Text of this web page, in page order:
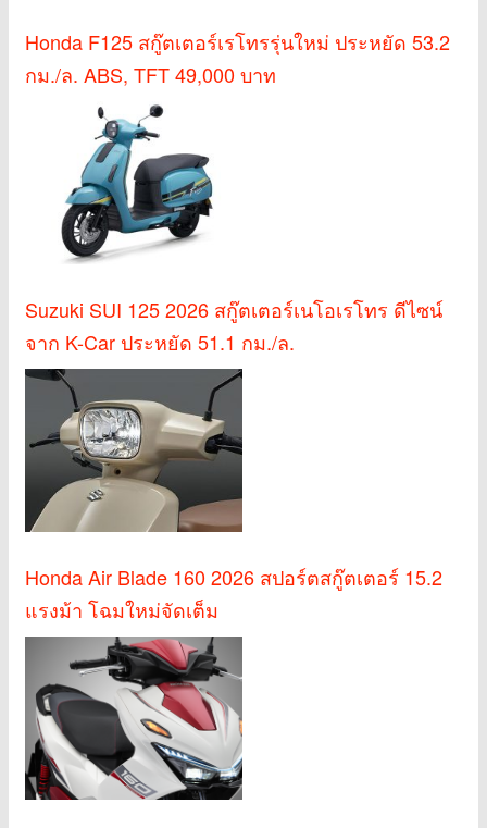
Honda F125 สกู๊ตเตอร์เรโทรรุ่นใหม่ ประหยัด 53.2
กม./ล. ABS, TFT 49,000 บาท
Suzuki SUI 125 2026 สกู๊ตเตอร์เนโอเรโทร ดีไซน์
จาก K-Car ประหยัด 51.1 กม./ล.
Honda Air Blade 160 2026 สปอร์ตสกู๊ตเตอร์ 15.2
แรงม้า โฉมใหม่จัดเต็ม